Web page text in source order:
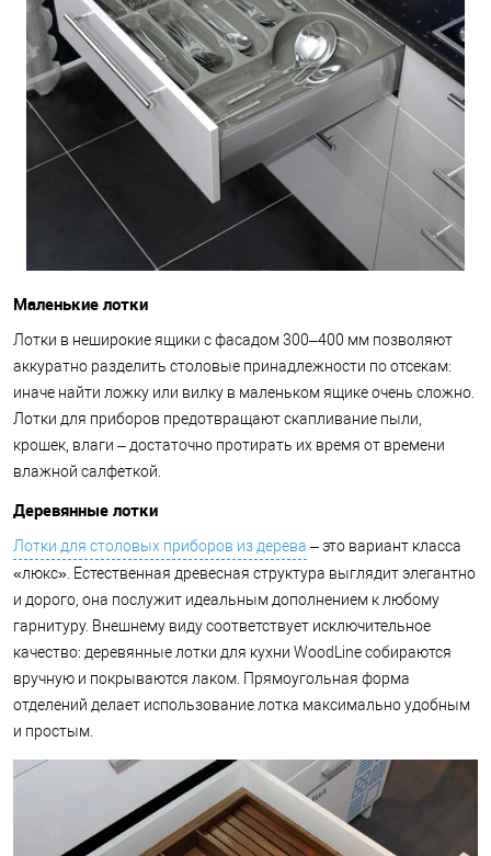
Маленькие лотки
Лотки в неширокие ящики с фасадом 300–400 мм позволяют
аккуратно разделить столовые принадлежности по отсекам:
иначе найти ложку или вилку в маленьком ящике очень сложно.
Лотки для приборов предотвращают скапливание пыли,
крошек, влаги – достаточно протирать их время от времени
влажной салфеткой.
Деревянные лотки
Лотки для столовых приборов из дерева – это вариант класса
«люкс». Естественная древесная структура выглядит элегантно
и дорого, она послужит идеальным дополнением к любому
гарнитуру. Внешнему виду соответствует исключительное
качество: деревянные лотки для кухни WoodLine собираются
вручную и покрываются лаком. Прямоугольная форма
отделений делает использование лотка максимально удобным
и простым.